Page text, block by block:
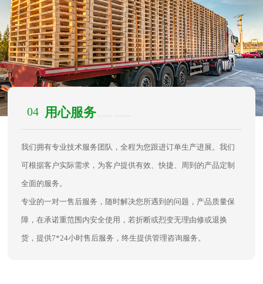
04 用心服务
我们拥有专业技术服务团队，全程为您跟进订单生产进展。我们
可根据客户实际需求，为客户提供有效、快捷、周到的产品定制
全面的服务。
专业的一对一售后服务，随时解决您所遇到的问题，产品质量保
障，在承诺重范围内安全使用，若折断或烈变无理由修或退换
货，提供7*24小时售后服务，终生提供管理咨询服务。